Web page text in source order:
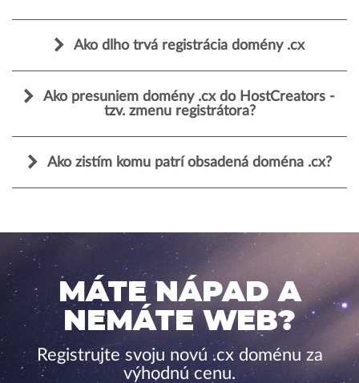
Ako dlho trvá registrácia domény .cx
Ako presuniem domény .cx do HostCreators -
tzv. zmenu registrátora?
Ako zistím komu patrí obsadená doména .cx?
MÁTE NÁPAD A
NEMÁTE WEB?
Registrujte svoju novú .cx doménu za
výhodnú cenu.